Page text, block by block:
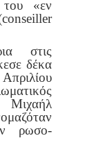
«εν
στις
δέκα
Μιχαήλ
ρωσο-